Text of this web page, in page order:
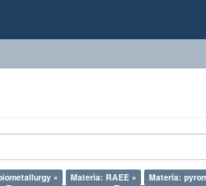
× Materia: RAEE ×
Materia: